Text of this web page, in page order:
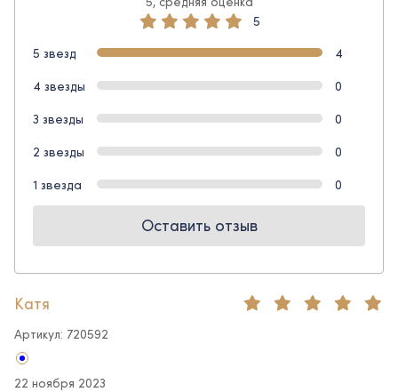
5
5 звезд
4
4 звезды
0
3 звезды
0
2 звезды
0
1 звезда
0
Оставить отзыв
Катя
Артикул: 720592
22 ноября 2023